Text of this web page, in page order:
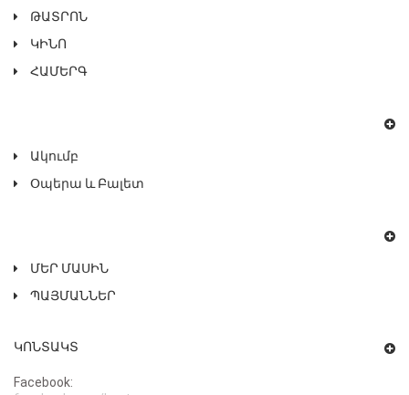
ԹԱՏՐՈՆ
ԿԻՆՈ
ՀԱՄԵՐԳ
Ակումբ
Օպերա ԵՒ Բալետ
ՄԵՐ ՄԱՍԻՆ
ՊԱՅՄԱՆՆԵՐ
ԿՈՆՏԱԿՏ
Facebook: